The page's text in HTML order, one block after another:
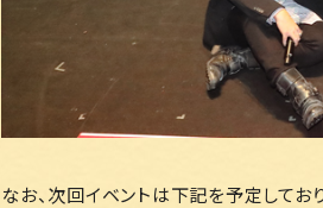
なお、次回イベントは下記を予定しており